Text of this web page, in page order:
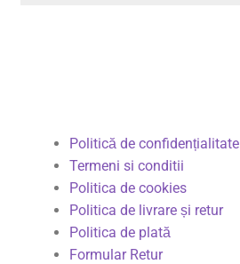
Politică de confidențialitate
Termeni si conditii
Politica de cookies
Politica de livrare și retur
Politica de plată
Formular Retur